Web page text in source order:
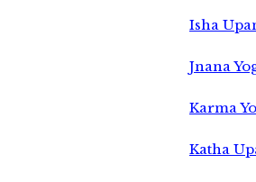
Isha
Jnana
Karma
Katha